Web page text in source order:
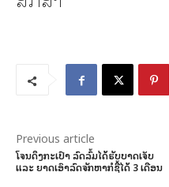
Previous article
ໂຈນດຶງກະເປົາ ລົດລົ້ມໄດ້ຮັບບາດເຈັບ
ແລະ ຍາດເອົາລົດຈັກຫາກໍຊື້ໄດ້ 3 ເດືອນ